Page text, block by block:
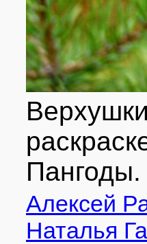
Пангоды.
Алексей
Наталья